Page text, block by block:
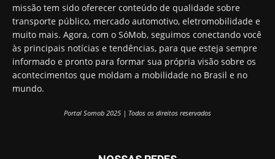
missão tem sido oferecer conteúdo de qualidade sobre
transporte público, mercado automotivo, eletromobilidade e
muito mais. Agora, com o SóMob, seguimos conectando você
às principais notícias e tendências, para que esteja sempre
informado e pronto para formar sua própria visão sobre os
acontecimentos que moldam a mobilidade no Brasil e no
mundo.
Portal Somob 2025 | Todos os direitos reservados